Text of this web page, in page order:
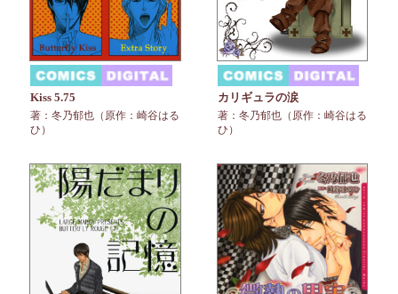
Kiss 5.75
著：冬乃郁也（原作：崎谷はる
ひ）
カリギュラの涙
著：冬乃郁也（原作：崎谷はる
ひ）